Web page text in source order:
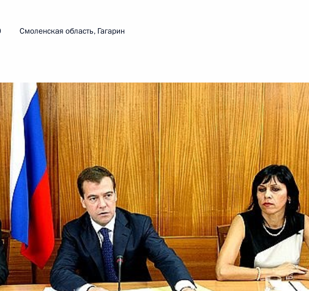
заместителем Председателя
Шуваловым
финансовых инноваций
поручения по итогам состоявшейся
с членами Совета палаты –
Смоленская область, Гагарин